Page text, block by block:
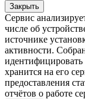
Закрыть
Сервис
числе об
источнике
активности.
идентифицировать
хранится на его
предоставления
отчётов о работе